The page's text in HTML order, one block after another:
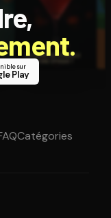
sur
Play
Catégories